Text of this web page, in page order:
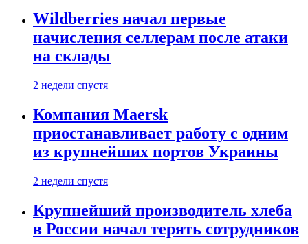
Wildberries начал первые
начисления селлерам после атаки
на склады
2 недели спустя
Компания Maersk
приостанавливает работу с одним
из крупнейших портов Украины
2 недели спустя
Крупнейший производитель хлеба
в России начал терять сотрудников